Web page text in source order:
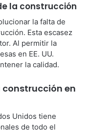
la construcción
la falta de
Esta escasez
Al permitir la
en EE. UU.
la calidad.
en
Unidos tiene
de todo el